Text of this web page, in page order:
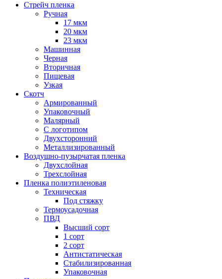
Стрейч пленка
Ручная
17 мкм
20 мкм
23 мкм
Машинная
Черная
Вторичная
Пищевая
Узкая
Скотч
Армированный
Упаковочный
Малярный
С логотипом
Двухсторонний
Металлизированный
Воздушно-пузырчатая пленка
Двухслойная
Трехслойная
Пленка полиэтиленовая
Техническая
Под стяжку
Термоусадочная
ПВД
Высший сорт
1 сорт
2 сорт
Антистатическая
Стабилизированная
Упаковочная